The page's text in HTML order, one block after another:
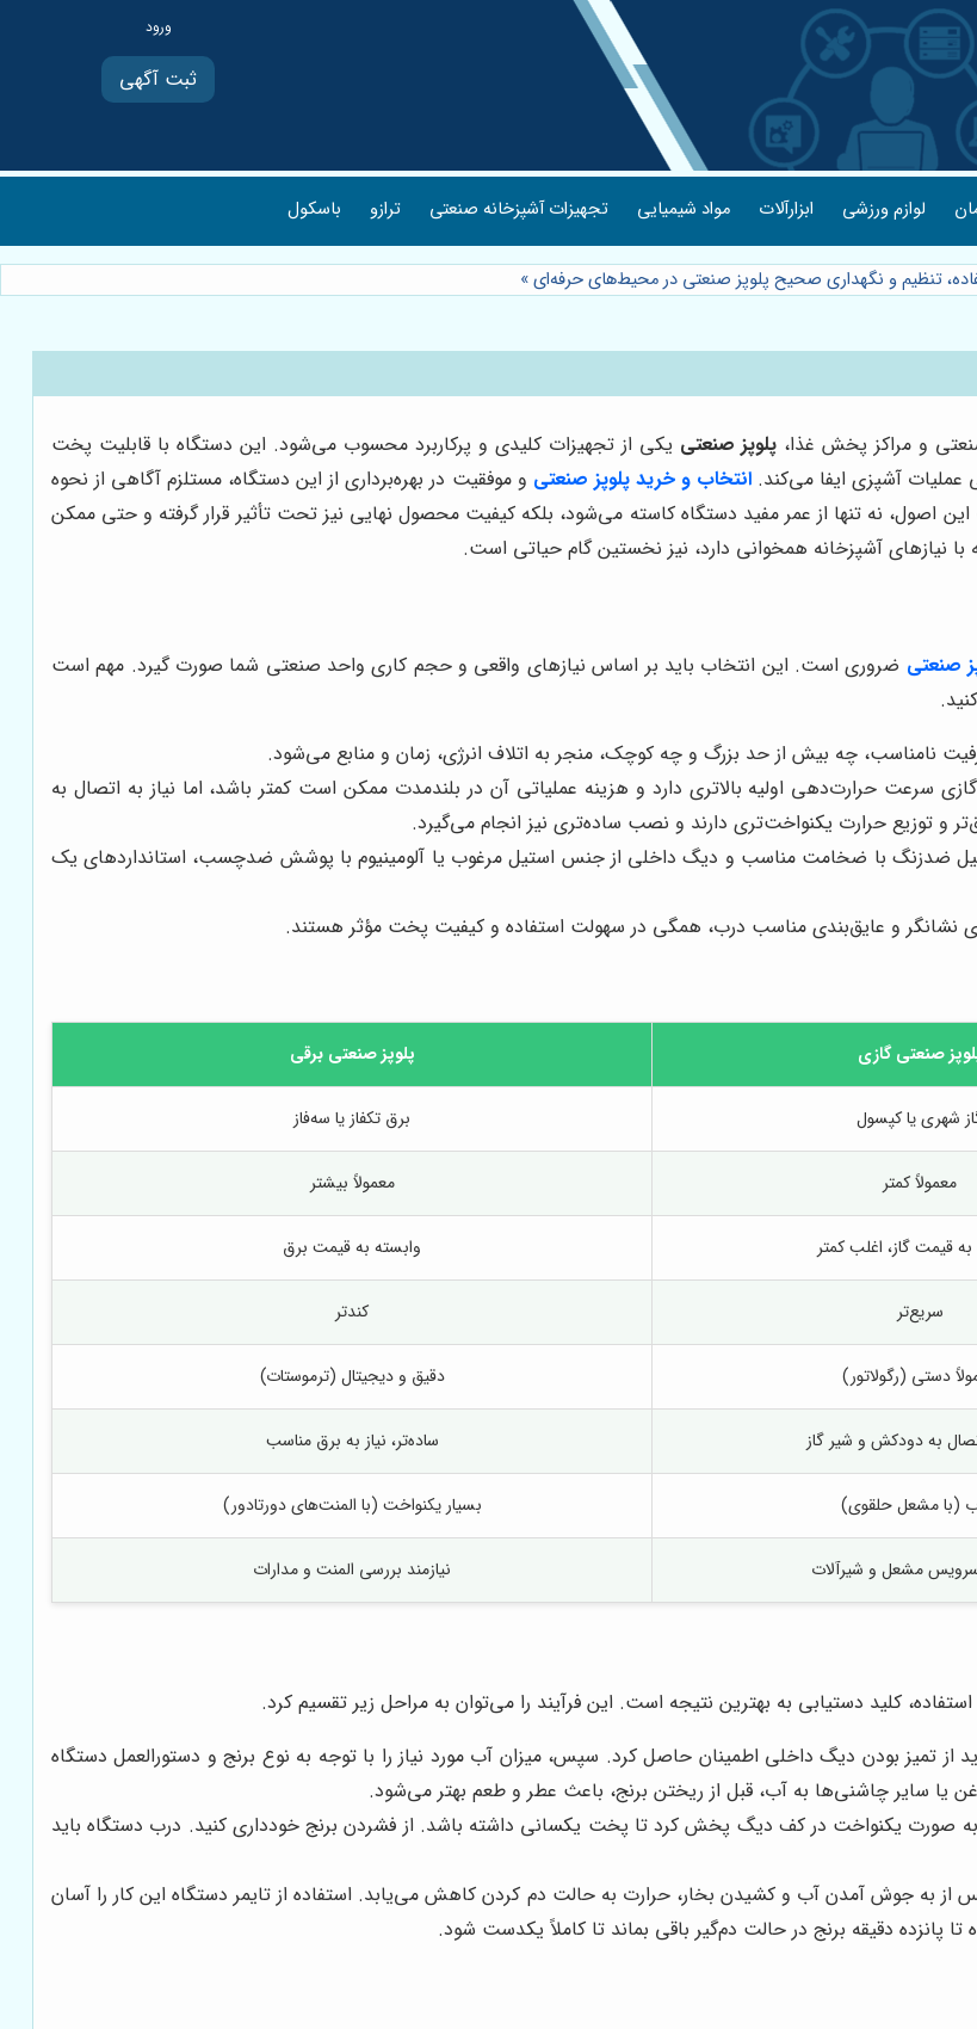
ثبت آگهی
لوازم ورزشی ابزارآلات مواد شیمیایی تجهیزات آشپزخانه صنعتی ترازو باسکول
تنظیم و نگهداری صحیح پلوپز صنعتی در محیط‌های حرفه‌ای»
و مراکز پخش غذا، پلوپز صنعتی یکی از تجهیزات کلیدی و پرکاربرد محسوب می‌شود. این دستگاه با قابلیت پخت
عملیات آشپزی ایفا می‌کند.انتخاب و خرید پلوپز صنعتی و موفقیت در بهره‌برداری از این دستگاه، مستلزم آگاهی از نحوه
اصول، نه تنها از عمر مفید دستگاه کاسته می‌شود، بلکه کیفیت محصول نهایی نیز تحت تأثیر قرار گرفته و حتی ممکن
نیازهای آشپزخانه همخوانی دارد، نیز نخستین گام حیاتی است.
صنعتی ضروری است. این انتخاب باید بر اساس نیازهای واقعی و حجم کاری واحد صنعتی شما صورت گیرد. مهم است
نامناسب، چه بیش از حد بزرگ و چه کوچک، منجر به اتلاف انرژی، زمان و منابع می‌شود.
سرعت حرارت‌دهی اولیه بالاتری دارد و هزینه عملیاتی آن در بلندمدت ممکن است کمتر باشد، اما نیاز به اتصال به
و توزیع حرارت یکنواخت‌تری دارند و نصب ساده‌تری نیز انجام می‌گیرد.
ضدزنگ با ضخامت مناسب و دیگ داخلی از جنس استیل مرغوب یا آلومینیوم با پوشش ضدچسب، استانداردهای یک
نشانگر و عایق‌بندی مناسب درب، همگی در سهولت استفاده و کیفیت پخت مؤثر هستند.
صنعتی گازی پلوپز صنعتی برقی
شهری یا کپسول برق تکفاز یا سه‌فاز
معمولاً کمتر معمولاً بیشتر
قیمت گاز، اغلب کمتر وابسته به قیمت برق
سریع‌تر کندتر
دستی (رگولاتور) دقیق و دیجیتال (ترموستات)
به دودکش و شیر گاز ساده‌تر، نیاز به برق مناسب
(با مشعل حلقوی) بسیار یکنواخت (با المنت‌های دورتادور)
سرویس مشعل و شیرآلات نیازمند بررسی المنت و مدارات
کلید دستیابی به بهترین نتیجه است. این فرآیند را می‌توان به مراحل زیر تقسیم کرد.
از تمیز بودن دیگ داخلی اطمینان حاصل کرد. سپس، میزان آب مورد نیاز را با توجه به نوع برنج و دستورالعمل دستگاه
یا سایر چاشنی‌ها به آب، قبل از ریختن برنج، باعث عطر و طعم بهتر می‌شود.
صورت یکنواخت در کف دیگ پخش کرد تا پخت یکسانی داشته باشد. از فشردن برنج خودداری کنید. درب دستگاه باید
به جوش آمدن آب و کشیدن بخار، حرارت به حالت دم کردن کاهش می‌یابد. استفاده از تایمر دستگاه این کار را آسان
دقیقه برنج در حالت دم‌گیر باقی بماند تا کاملاً یکدست شود.